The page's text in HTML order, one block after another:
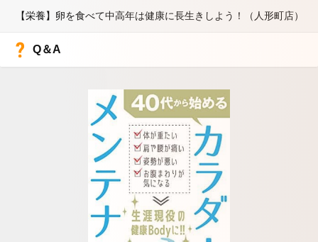
【栄養】卵を食べて中高年は健康に長生きしよう！（人形町店）
Q＆A